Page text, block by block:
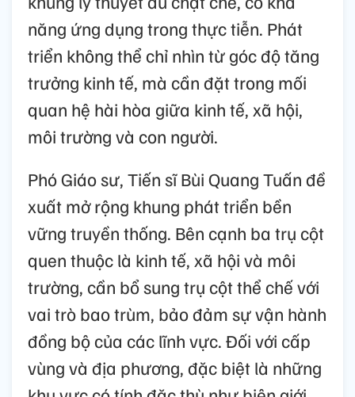
năng ứng dụng trong thực tiễn. Phát
triển không thể chỉ nhìn từ góc độ tăng
trưởng kinh tế, mà cần đặt trong mối
quan hệ hài hòa giữa kinh tế, xã hội,
môi trường và con người.
Phó Giáo sư, Tiến sĩ Bùi Quang Tuấn đề
xuất mở rộng khung phát triển bền
vững truyền thống. Bên cạnh ba trụ cột
quen thuộc là kinh tế, xã hội và môi
trường, cần bổ sung trụ cột thể chế với
vai trò bao trùm, bảo đảm sự vận hành
đồng bộ của các lĩnh vực. Đối với cấp
vùng và địa phương, đặc biệt là những